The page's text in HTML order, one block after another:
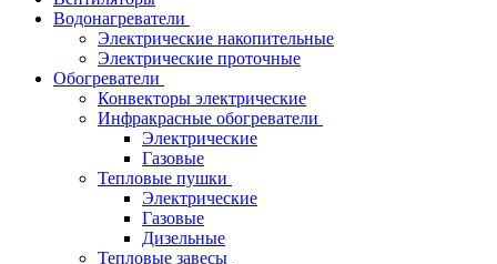
Водонагреватели
Электрические накопительные
Электрические проточные
Обогреватели
Конвекторы электрические
Инфракрасные обогреватели
Электрические
Газовые
Тепловые пушки
Электрические
Газовые
Дизельные
Тепловые завесы